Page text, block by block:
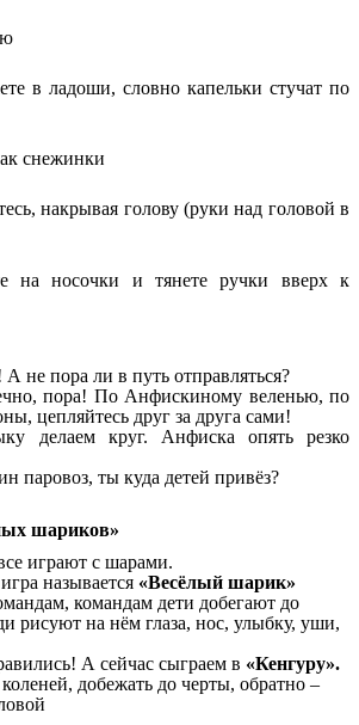
в ладоши, словно капельки стучат по
снежинки
накрывая голову (руки над головой в
на носочки и тянете ручки вверх к
не пора ли в путь отправляться?
пора! По Анфискиному веленью, по
цепляйтесь друг за друга сами!
делаем круг. Анфиска опять резко
паровоз, ты куда детей привёз?
шариков»
играют с шарами.
называется «Весёлый шарик»
командам дети добегают до
рисуют на нём глаза, нос, улыбку, уши,
А сейчас сыграем в «Кенгуру».
добежать до черты, обратно –